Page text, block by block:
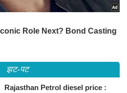
झट-पट
Rajasthan Petrol diesel price :